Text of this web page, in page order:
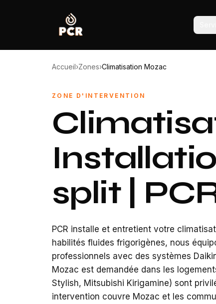
Accueil›Zones›Climatisation Mozac
ZONE D'INTERVENTION
split |
PCR installe et entretient votre
habilités fluides frigorigènes, nous
professionnels avec des systèmes
Mozac est demandée dans les
Stylish, Mitsubishi Kirigamine) sont
intervention couvre Mozac et les